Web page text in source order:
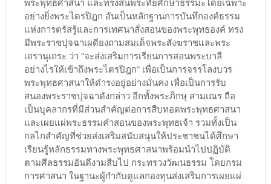
อย่างยิ่งพระไตรปิฎก อันเป็นหลักฐานการบันทึกองค์ธรรม
แห่งการตรัสรู้และการเทศนาสั่งสอนของพระพุทธองค์ ทรง
มีพระราชปุจฉาเผดียงถามสมเด็จพระสังฆราชและพระ
เถรานุเถระ ว่า “จะส่งเสริมการเรียนการสอนพระบาลี
อย่างไรให้เข้าถึงพระไตรปิฎก” เพื่อเป็นการจรรโลงบวร
พระพุทธศาสนาให้ดำรงอยู่อย่างมั่นคง เพื่อเป็นการรับ
สนองพระราชปุจฉาดังกล่าว อีกทั้งพระภิกษุ สามเณร ถือ
เป็นบุคลากรที่มีส่วนสำคัญต่อการสืบทอดพระพุทธศาสนา
และเผยแผ่พระธรรมคำสอนของพระพุทธเจ้า รวมทั้งเป็น
กลไกสำคัญที่ช่วยส่งเสริมสนับสนุนให้ประชาชนได้ศึกษา
เรียนรู้หลักธรรมทางพระพุทธศาสนาพร้อมนำไปปฏิบัติ
ตามศีลธรรมอันดีงามสืบไป กระทรวงวัฒนธรรม โดยกรม
การศาสนา ในฐานะผู้กำกับดูแลกองทุนส่งเสริมการเผยแผ่